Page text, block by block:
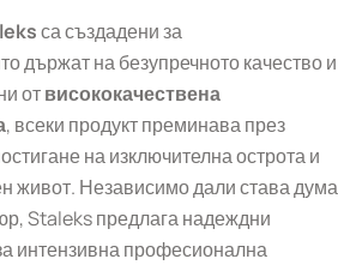
са създадени за
държат на безупречното качество и
отвисококачествена
, всеки продукт преминава през
на изключителна острота и
живот. Независимо дали става дума
Staleks предлага надеждни
интензивна професионална